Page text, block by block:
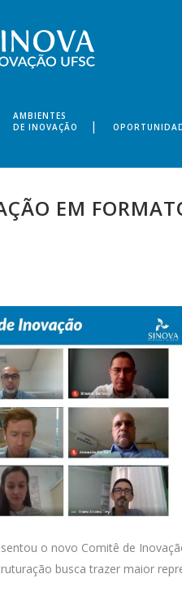
AMBIENTES
DE INOVAÇÃO
EM
o novo Comitê de
busca trazer maior